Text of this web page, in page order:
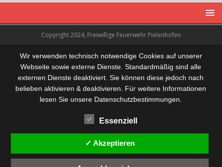
Copyright 2024, Freiwillige Feuerwehr Pielenhofen
Wir verwenden technisch notwendige Cookies auf unserer
Webseite sowie externe Dienste. Standardmäßig sind alle
externen Dienste deaktiviert. Sie können diese jedoch nach
belieben aktivieren & deaktivieren. Für weitere Informationen
lesen Sie unsere Datenschutzbestimmungen.
Essenziell
✓ Akzeptieren